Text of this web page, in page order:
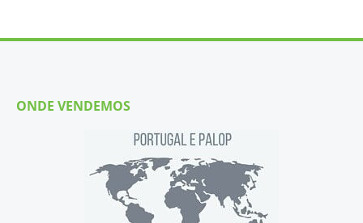
ONDE VENDEMOS